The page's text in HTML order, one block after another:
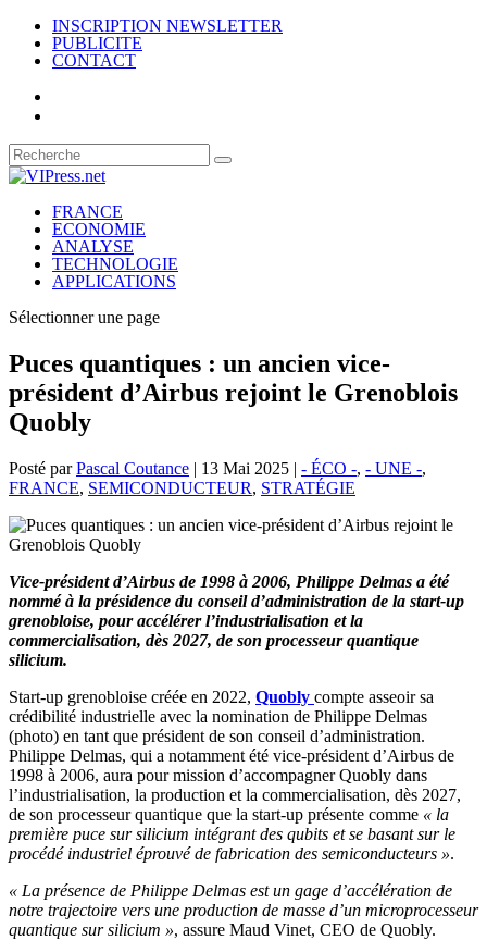
INSCRIPTION NEWSLETTER
PUBLICITE
CONTACT
FRANCE
ECONOMIE
ANALYSE
TECHNOLOGIE
APPLICATIONS
Sélectionner une page
Puces quantiques : un ancien vice-
président d’Airbus rejoint le Grenoblois
Quobly
Posté parPascal Coutance | 13 Mai 2025 | - ÉCO -, - UNE -,
FRANCE, SEMICONDUCTEUR, STRATÉGIE
Vice-président d’Airbus de 1998 à 2006, Philippe Delmas a été
nommé à la présidence du conseil d’administration de la start-up
grenobloise, pour accélérer l’industrialisation et la
commercialisation, dès 2027, de son processeur quantique
silicium.
Start-up grenobloise créée en 2022, Quobly compte asseoir sa
crédibilité industrielle avec la nomination de Philippe Delmas
(photo) en tant que président de son conseil d’administration.
Philippe Delmas, qui a notamment été vice-président d’Airbus de
1998 à 2006, aura pour mission d’accompagner Quobly dans
l’industrialisation, la production et la commercialisation, dès 2027,
de son processeur quantique que la start-up présente comme « la
première puce sur silicium intégrant des qubits et se basant sur le
procédé industriel éprouvé de fabrication des semiconducteurs ».
« La présence de Philippe Delmas est un gage d’accélération de
notre trajectoire vers une production de masse d’un microprocesseur
quantique sur silicium », assure Maud Vinet, CEO de Quobly.